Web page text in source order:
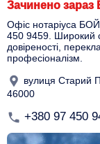
Зачинено зараз
Офіс нотаріуса
450 9459. Широкий
довіреності,
професіоналізм.
вулиця Старий
46000
+380 97 450